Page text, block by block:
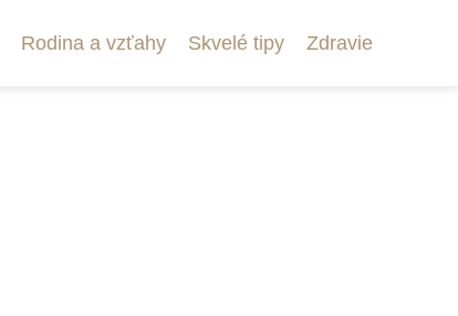
Rodina a vzťahy Skvelé tipy Zdravie